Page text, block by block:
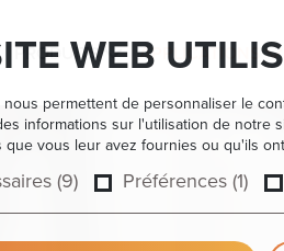
WEB
nous permettent de personnaliser le
informations sur l'utilisation de notre
que vous leur avez fournies ou qu'ils
(9) Préférences (1)
PRODUITS APPLICATIONS